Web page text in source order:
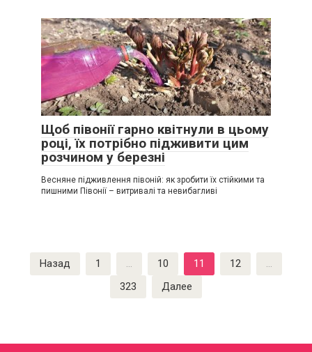
Щоб півонії гарно квітнули в цьому
році, їх потрібно підживити цим
розчином у березні
Весняне підживлення півоній: як зробити їх стійкими та
пишними Півонії – витривалі та невибагливі
Пагинация
записей
Назад 1 … 10 11 12
…
323
Далее